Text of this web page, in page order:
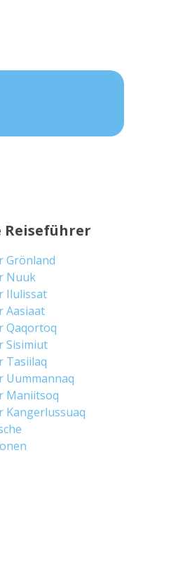
Grönland
Nuuk
Ilulissat
Aasiaat
Qaqortoq
Sisimiut
Tasiilaq
Uummannaq
Maniitsoq
Kangerlussuaq